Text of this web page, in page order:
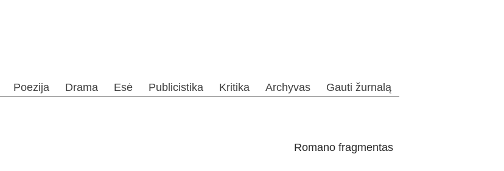
Poezija Drama Esė Publicistika Kritika Archyvas Gauti žurnalą
Romano fragmentas